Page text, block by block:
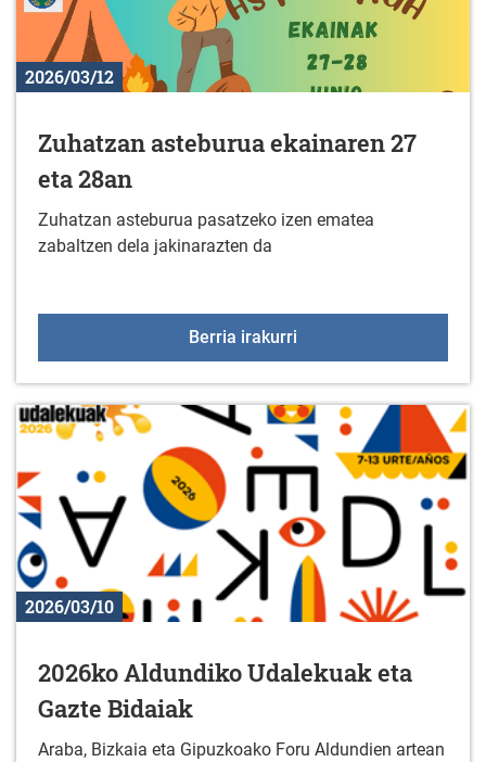
2026/03/12
Zuhatzan asteburua ekainaren 27
eta 28an
Zuhatzan asteburua pasatzeko izen ematea
zabaltzen dela jakinarazten da
Berria irakurri
2026/03/10
2026ko Aldundiko Udalekuak eta
Gazte Bidaiak
Araba, Bizkaia eta Gipuzkoako Foru Aldundien artean